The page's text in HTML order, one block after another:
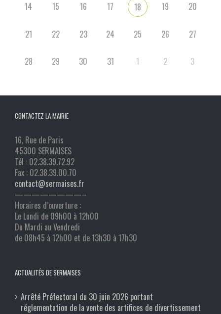
14 15 16 17 18 19 20
21 22 23 24 25 26 27
28 29 30 31 1 2 3
CONTACTEZ LA MAIRIE
16, Rue de Paris
45300 SERMAISES
Tél : 02.38.39.72.92
Fax : 02.38.39.00.70
contact@sermaises.fr
————————–
Horaires d’ouverture :
Le Lundi de 09h00 à 12h00
Du Mardi au Vendredi
de 08h45 à 12h00 et de 13h30 à 17h30
ACTUALITÉS DE SERMAISES
Arrêté Préfectoral du 30 juin 2026 portant
réglementation de la vente des artifices de divertissement